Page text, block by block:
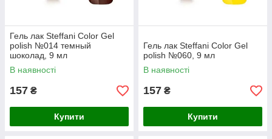
Гель лак Steffani Color Gel
polish №014 темный
шоколад, 9 мл
В наявності
157 ₴
Купити
Гель лак Steffani Color Gel
polish №060, 9 мл
В наявності
157 ₴
Купити